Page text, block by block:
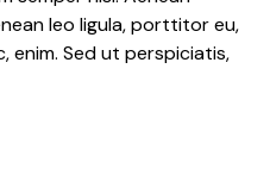
leo ligula, porttitor eu,
enim. Sed ut perspiciatis,